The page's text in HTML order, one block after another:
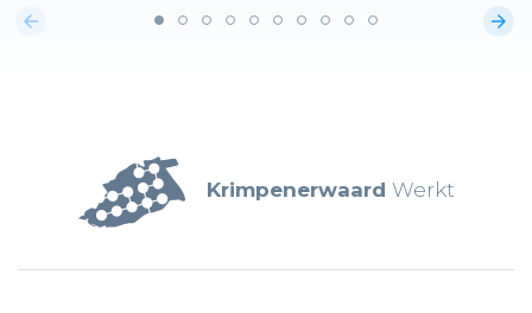
arrow_back arrow_forward
Krimpenerwaard Werkt